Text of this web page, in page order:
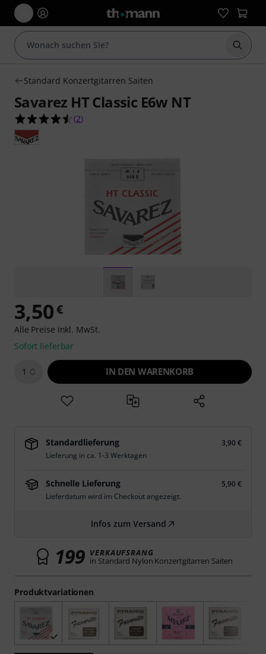
Suche
Standard Konzertgitarren Saiten
Savarez HT Classic E6w NT
4.5 von 5 Sternen aus 2 Kundenbewertungen
(2)
Produktvariationen
3,50€
Alle Preise inkl. MwSt.
Sofort lieferbar
1 IN DEN WARENKORB
Standardlieferung
3,90 €
Lieferung in ca. 1-3 Werktagen
Schnelle Lieferung
5,90 €
Lieferdatum wird im Checkout angezeigt.
Infos zum Versand
199 VERKAUFSRANG
in Standard Nylon Konzertgitarren Saiten